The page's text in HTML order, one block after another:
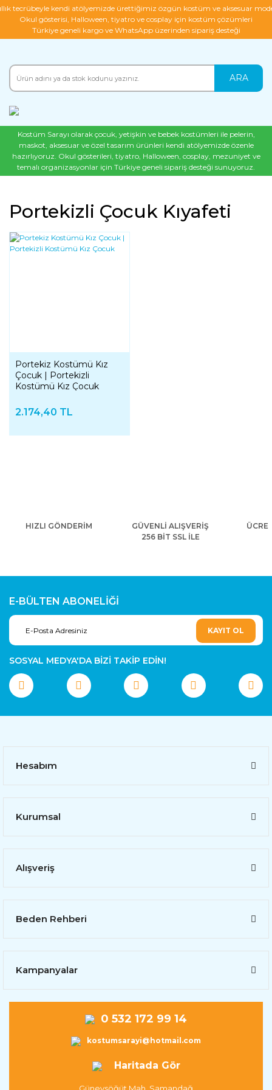
tecrübeyle kendi atölyemizde ürettiğimiz özgün kostüm ve aksesuar
Okul gösterisi, Halloween, tiyatro ve cosplay için kostüm çözümleri
Türkiye geneli kargo ve WhatsApp üzerinden sipariş desteği
ARA
Kostüm Sarayı olarak çocuk, yetişkin ve bebek kostümleri ile pelerin,
maskot, aksesuar ve özel tasarım ürünleri kendi atölyemizde özenle
hazırlıyoruz. Okul gösterileri, tiyatro, Halloween, cosplay, mezuniyet ve
temalı organizasyonlar için Türkiye geneli sipariş desteği sunuyoruz.
Portekizli Çocuk Kıyafeti
Portekiz Kostümü Kız
Çocuk | Portekizli
Kostümü Kız Çocuk
2.174,40 TL
HIZLI GÖNDERİM
GÜVENLİ ALIŞVERİŞ
256 BİT SSL İLE
E-BÜLTEN ABONELİĞİ
KAYIT OL
SOSYAL MEDYA'DA BİZİ TAKİP EDİN!
Hesabım
Kurumsal
Alışveriş
Beden Rehberi
Kampanyalar
0 532 172 99 14
kostumsarayi@hotmail.com
Haritada Gör